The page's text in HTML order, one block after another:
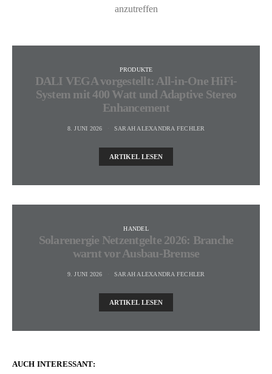
anzutreffen
PRODUKTE
DALI VEGA vorgestellt: All-in-One HiFi-
System mit 400 Watt und Adaptive Stereo
Enhancement
8. JUNI 2026 SARAH ALEXANDRA FECHLER
ARTIKEL LESEN
HANDEL
Solarenergie Netzentgelte 2026: Branche
warnt vor Ausbau-Bremse
9. JUNI 2026 SARAH ALEXANDRA FECHLER
ARTIKEL LESEN
AUCH INTERESSANT: